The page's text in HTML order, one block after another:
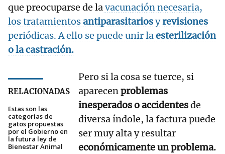
que preocuparse de lavacunación necesaria,
los tratamientosantiparasitariosyrevisiones
periódicas. A ello se puede unir laesterilización
o la castración.
RELACIONADAS
Estas son las
categorías de
gatos propuestas
por el Gobierno en
la futura ley de
Bienestar Animal
Pero si la cosa se tuerce, si
aparecenproblemas
inesperados o accidentesde
diversa índole, la factura puede
ser muy alta y resultar
económicamente un problema.